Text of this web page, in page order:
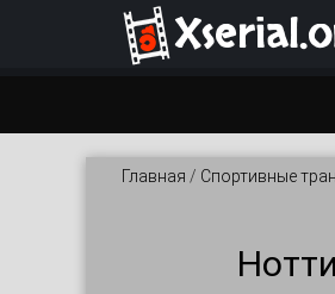
Главная / Спортивные